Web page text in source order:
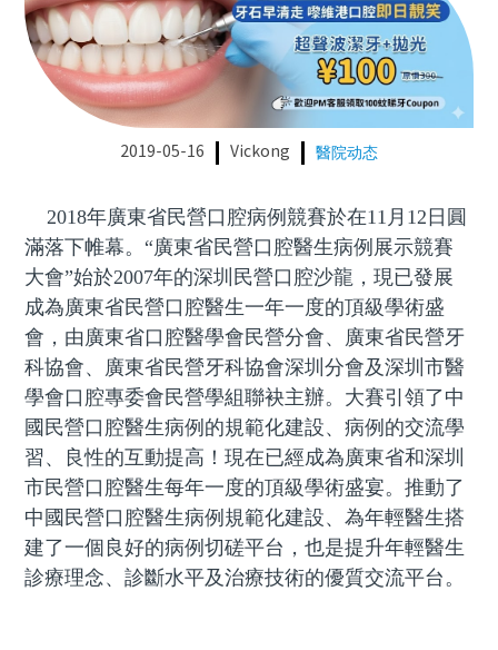
2019-05-16 Vickong 醫院动态
2018年廣東省民營口腔病例競賽於在11月12日圓
滿落下帷幕。“廣東省民營口腔醫生病例展示競賽
大會”始於2007年的深圳民營口腔沙龍，現已發展
成為廣東省民營口腔醫生一年一度的頂級學術盛
會，由廣東省口腔醫學會民營分會、廣東省民營牙
科協會、廣東省民營牙科協會深圳分會及深圳市醫
學會口腔專委會民營學組聯袂主辦。大賽引領了中
國民營口腔醫生病例的規範化建設、病例的交流學
習、良性的互動提高！現在已經成為廣東省和深圳
市民營口腔醫生每年一度的頂級學術盛宴。推動了
中國民營口腔醫生病例規範化建設、為年輕醫生搭
建了一個良好的病例切磋平台，也是提升年輕醫生
診療理念、診斷水平及治療技術的優質交流平台。